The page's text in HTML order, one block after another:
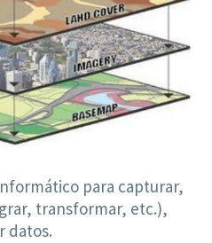
para capturar,
transformar, etc.),
datos.